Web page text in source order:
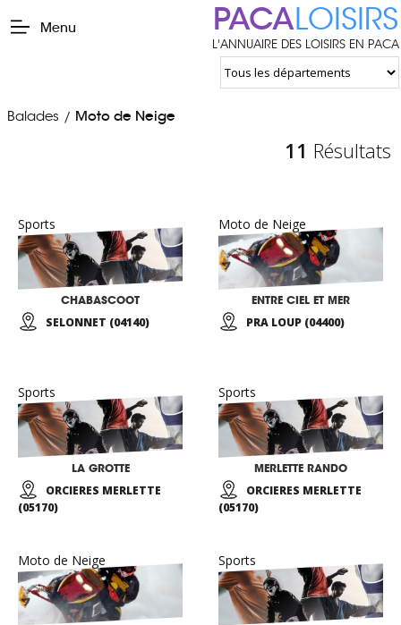
Menu PACALOISIRS
L'ANNUAIRE DES LOISIRS EN PACA
Balades / Moto de Neige
11 Résultats
Sports
CHABASCOOT
SELONNET (04140)
Moto de Neige
ENTRE CIEL ET MER
PRA LOUP (04400)
Sports
LA GROTTE
ORCIERES MERLETTE
(05170)
Sports
MERLETTE RANDO
ORCIERES MERLETTE
(05170)
Moto de Neige Sports